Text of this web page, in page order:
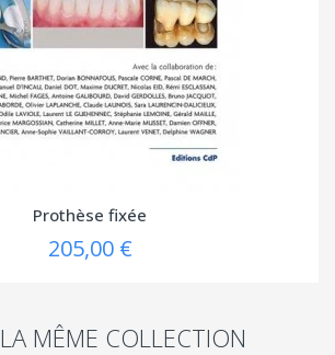
Prothèse fixée
205,00 €
LA MÊME COLLECTION